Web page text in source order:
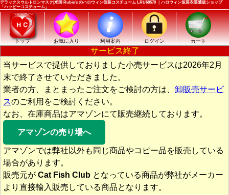
デラックスウルトロンマスク|米国 Rubie's のハロウィン仮装コスチューム LRU68570 ｜ハロウィン仮装衣装通販ショップ
「ハッピーコスチューム」
トップ お気に入り 利用案内 ログイン カート
サービス終了
当サービスで提供しておりました小売サービスは2026年2月
末で終了させていただきました。
業者の方、まとまったご注文をご検討の方は、 卸販売サービ
スのご利用をご検討ください。
なお、在庫商品はアマゾンにて販売継続しております。
アマゾンの売り場へ
アマゾンでは弊社以外も同じ商品やコピー品を販売している
場合があります。
販売元が Cat Fish Club となっている商品が弊社がメーカー
より直接輸入販売している商品となります。